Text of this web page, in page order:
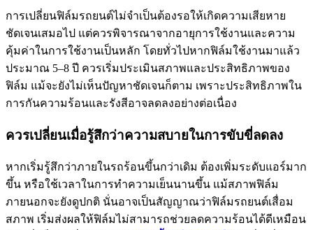
การเปลี่ยนฟิล์มรถยนต์ไม่จำเป็นต้องรอให้เกิดความเสียหาย
ชัดเจนเสมอไป แต่ควรพิจารณาจากอายุการใช้งานและความ
คุ้มค่าในการใช้งานเป็นหลัก โดยทั่วไปหากฟิล์มใช้งานมาแล้ว
ประมาณ 5–8 ปี ควรเริ่มประเมินสภาพและประสิทธิภาพของ
ฟิล์ม แม้จะยังไม่เห็นปัญหาชัดเจนก็ตาม เพราะประสิทธิภาพใน
การกันความร้อนและรังสีอาจลดลงอย่างต่อเนื่อง
ควรเปลี่ยนเมื่อรู้สึกว่าความสบายในการขับขี่ลดลง
หากเริ่มรู้สึกว่าภายในรถร้อนขึ้นกว่าเดิม ต้องเพิ่มระดับแอร์มาก
ขึ้น หรือใช้เวลาในการทำความเย็นนานขึ้น แม้สภาพฟิล์ม
ภายนอกจะยังดูปกติ นั่นอาจเป็นสัญญาณว่าฟิล์มรถยนต์เสื่อม
สภาพ เริ่มส่งผลให้ฟิล์มไม่สามารถช่วยลดความร้อนได้ดีเหมือน